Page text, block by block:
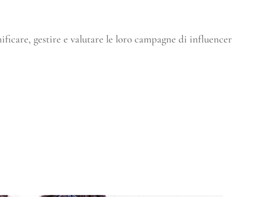
gestire e valutare le loro campagne di influencer